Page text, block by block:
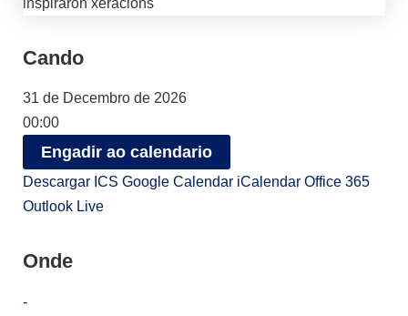
Cando
31 de Decembro de 2026
00:00
Engadir ao calendario
Descargar ICS Google Calendar iCalendar Office 365
Outlook Live
Onde
-